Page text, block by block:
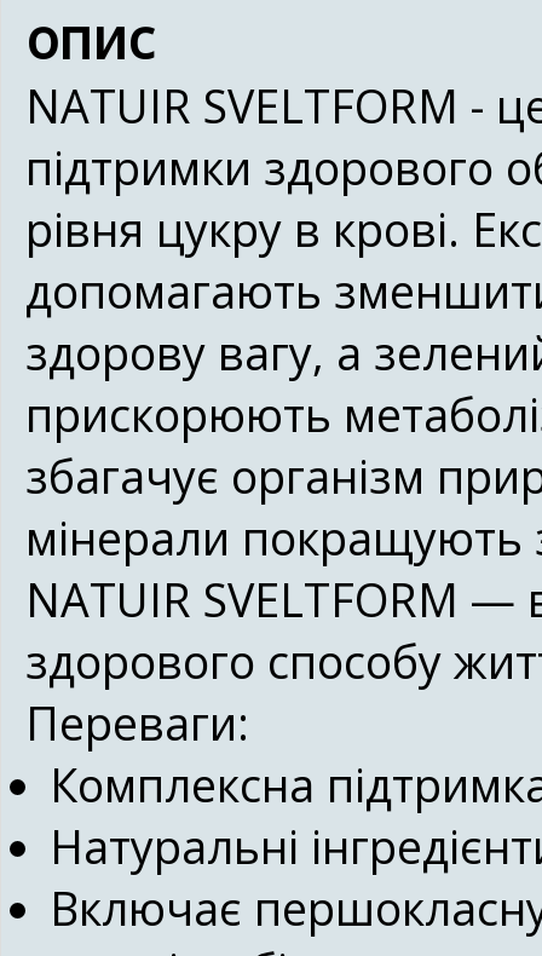
опис
NATUIR SVELTFORM -
підтримки здорового
рівня цукру в крові.
допомагають
здорову вагу, а
прискорюють
збагачує організм
мінерали покращують
NATUIR SVELTFORM
здорового способу
Переваги:
Комплексна
Натуральні
Включає